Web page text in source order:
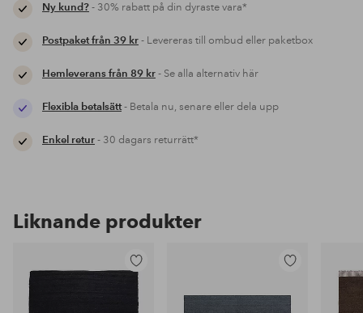
Ny kund?- 30% rabatt på din dyraste vara*
Postpaket från 39 kr- Levereras till ombud eller paketbox
Hemleverans från 89 kr- Se alla alternativ här
Flexibla betalsätt- Betala nu, senare eller dela upp
Enkel retur- 30 dagars returrätt*
Liknande produkter
Lägg
i